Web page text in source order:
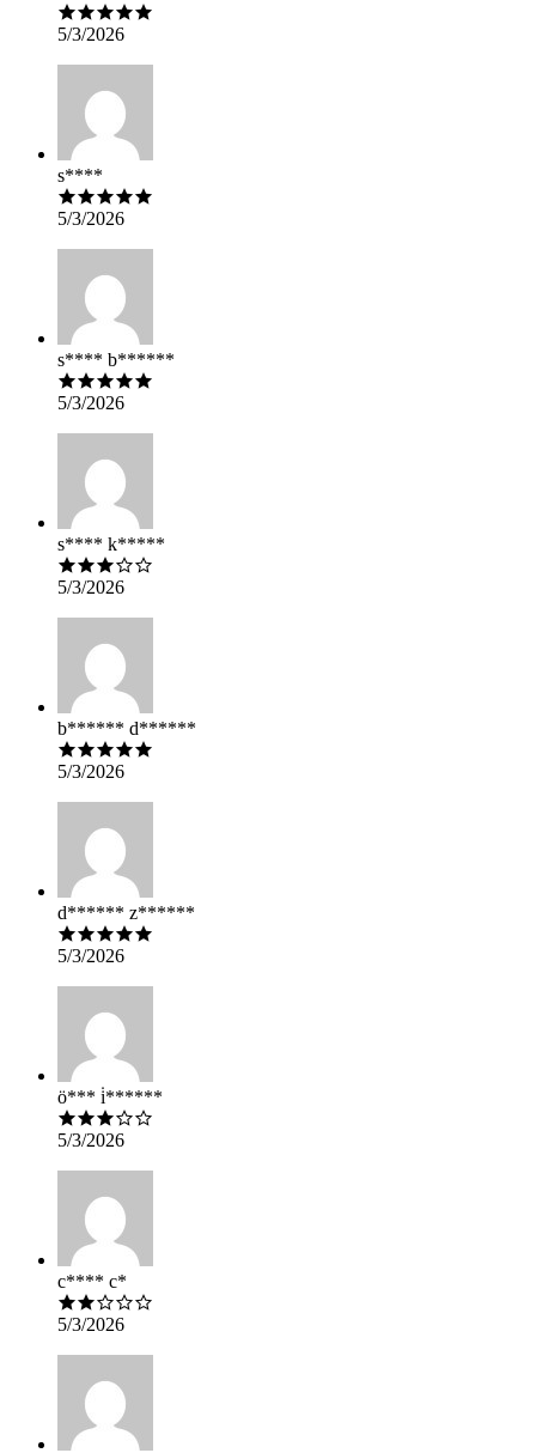
5/3/2026
s****
5/3/2026
s**** b******
5/3/2026
s**** k*****
5/3/2026
b****** d******
5/3/2026
d****** z******
5/3/2026
ö*** i̇******
5/3/2026
c**** c*
5/3/2026